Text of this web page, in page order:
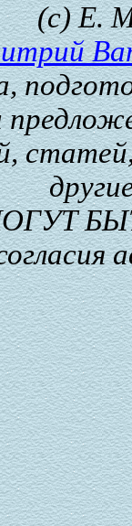
(с) Е.